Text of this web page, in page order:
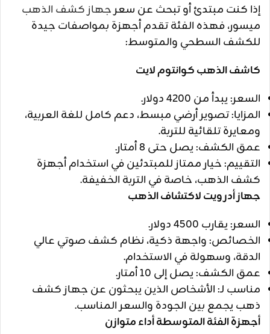
إذا كنت مبتدئ أو تبحث عن سعرجهاز كشف الذهب
ميسور، فهذه الفئة تقدم أجهزة بمواصفات جيدة
للكشف السطحي والمتوسط:
كاشف الذهب كوانتوم لايت
السعر: يبدأ من 4200 دولار.
المزايا: تصوير أرضي مبسط، دعم كامل للغة العربية،
ومعايرة تلقائية للتربة.
عمق الكشف: يصل حتى 8 أمتار.
التقييم: خيار ممتاز للمبتدئين في استخدام أجهزة
كشف الذهب، خاصة في التربة الخفيفة.
جهاز أدرويت لاكتشاف الذهب
السعر: يقارب 4500 دولار.
الخصائص: واجهة ذكية، نظام كشف صوتي عالي
الدقة، وسهولة في الاستخدام.
عمق الكشف: يصل إلى 10 أمتار.
مناسب لـ: الأشخاص الذين يبحثون عن جهاز كشف
ذهب يجمع بين الجودة والسعر المناسب.
أجهزة الفئة المتوسطة أداء متوازن